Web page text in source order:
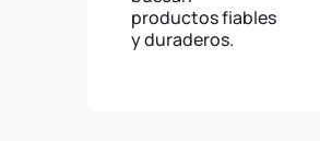
productos fiables
y duraderos.